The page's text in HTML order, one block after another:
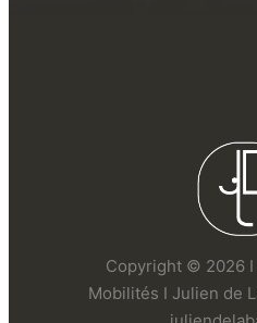
Copyright © 2026 I
Mobilités I Julien de